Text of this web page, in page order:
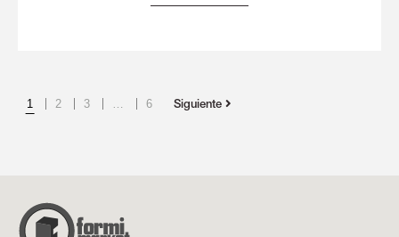
1 2 3 … 6 Siguiente